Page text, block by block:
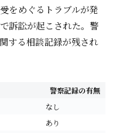
をめぐるトラブルが発
訴訟が起こされた。警
する相談記録が残され
警察記録の有無
なし
あり